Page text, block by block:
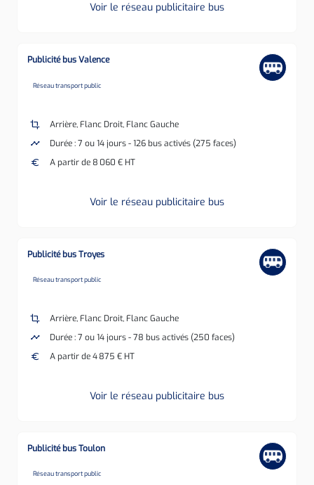
Voir le réseau publicitaire bus
Publicité bus Valence
none
Réseau transport public
crop
Arrière, Flanc Droit, Flanc Gauche
timeline
Durée : 7 ou 14 jours - 126 bus activés (275 faces)
euro
A partir de 8 060 € HT
Voir le réseau publicitaire bus
Publicité bus Troyes
none
Réseau transport public
crop
Arrière, Flanc Droit, Flanc Gauche
timeline
Durée : 7 ou 14 jours - 78 bus activés (250 faces)
euro
A partir de 4 875 € HT
Voir le réseau publicitaire bus
Publicité bus Toulon
none
Réseau transport public